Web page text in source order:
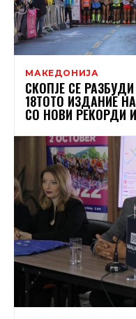
МАКЕДОНИЈА
СКОПЈЕ СЕ
18ТОТО ИЗДАНИЕ
СО НОВИ РЕКОРДИ